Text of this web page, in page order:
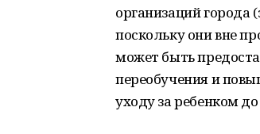
организаций
поскольку они вне
может быть
переобучения и
уходу за ребенком